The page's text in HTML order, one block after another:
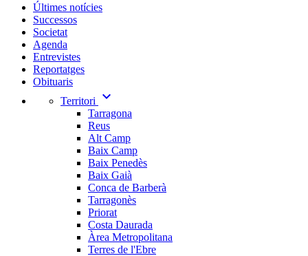
Últimes notícies
Successos
Societat
Agenda
Entrevistes
Reportatges
Obituaris
Territori
expand_more
Tarragona
Reus
Alt Camp
Baix Camp
Baix Penedès
Baix Gaià
Conca de Barberà
Tarragonès
Priorat
Costa Daurada
Àrea Metropolitana
Terres de l'Ebre